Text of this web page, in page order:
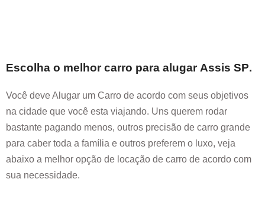
Escolha o melhor carro para alugar Assis SP.
Você deve Alugar um Carro de acordo com seus objetivos
na cidade que você esta viajando. Uns querem rodar
bastante pagando menos, outros precisão de carro grande
para caber toda a família e outros preferem o luxo, veja
abaixo a melhor opção de locação de carro de acordo com
sua necessidade.